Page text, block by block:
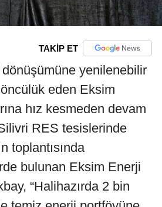
TAKİP ET
yenilenebilir
eden Eksim
hız kesmeden devam
RES tesislerinde
toplantısında
bulunan Eksim Enerji
“Halihazırda 2 bin